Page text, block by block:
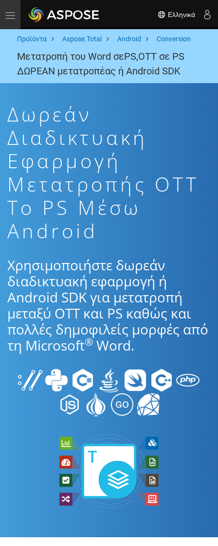
Toggle navigation Ελληνικά
Προϊόντα Aspose.Total Android Conversion
Μετατροπή του Word σεPS,OTT σε PS
ΔΩΡΕΑΝ μετατροπέας ή Android SDK
Δωρεάν
Διαδικτυακή
Εφαρμογή
Μετατροπής OTT
To PS Μέσω
Android
Χρησιμοποιήστε δωρεάν
διαδικτυακή εφαρμογή ή
Android SDK για μετατροπή
μεταξύ OTT και PS καθώς και
πολλές δημοφιλείς μορφές από
τη Microsoft® Word.